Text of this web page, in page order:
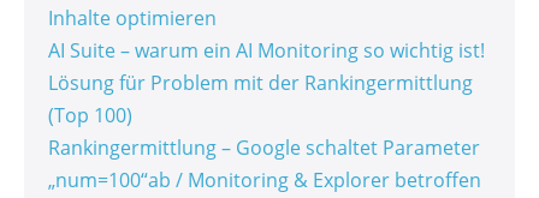
Inhalte optimieren
AI Suite – warum ein AI Monitoring so wichtig ist!
Lösung für Problem mit der Rankingermittlung
(Top 100)
Rankingermittlung – Google schaltet Parameter
„num=100“ab / Monitoring & Explorer betroffen